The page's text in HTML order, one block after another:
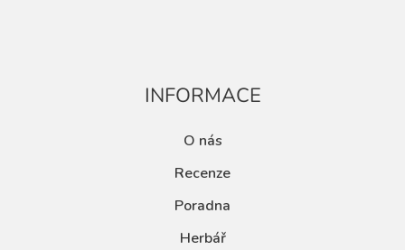
INFORMACE
O nás
Recenze
Poradna
Herbář